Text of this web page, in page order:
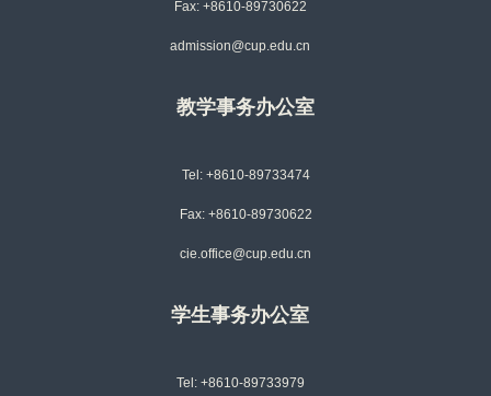
Fax: +8610-89730622
admission@cup.edu.cn
教学事务办公室
Tel: +8610-89733474
Fax: +8610-89730622
cie.office@cup.edu.cn
学生事务办公室
Tel: +8610-89733979